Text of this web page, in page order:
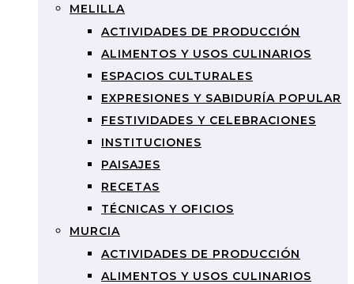
MELILLA
ACTIVIDADES DE PRODUCCIÓN
ALIMENTOS Y USOS CULINARIOS
ESPACIOS CULTURALES
EXPRESIONES Y SABIDURÍA POPULAR
FESTIVIDADES Y CELEBRACIONES
INSTITUCIONES
PAISAJES
RECETAS
TÉCNICAS Y OFICIOS
MURCIA
ACTIVIDADES DE PRODUCCIÓN
ALIMENTOS Y USOS CULINARIOS